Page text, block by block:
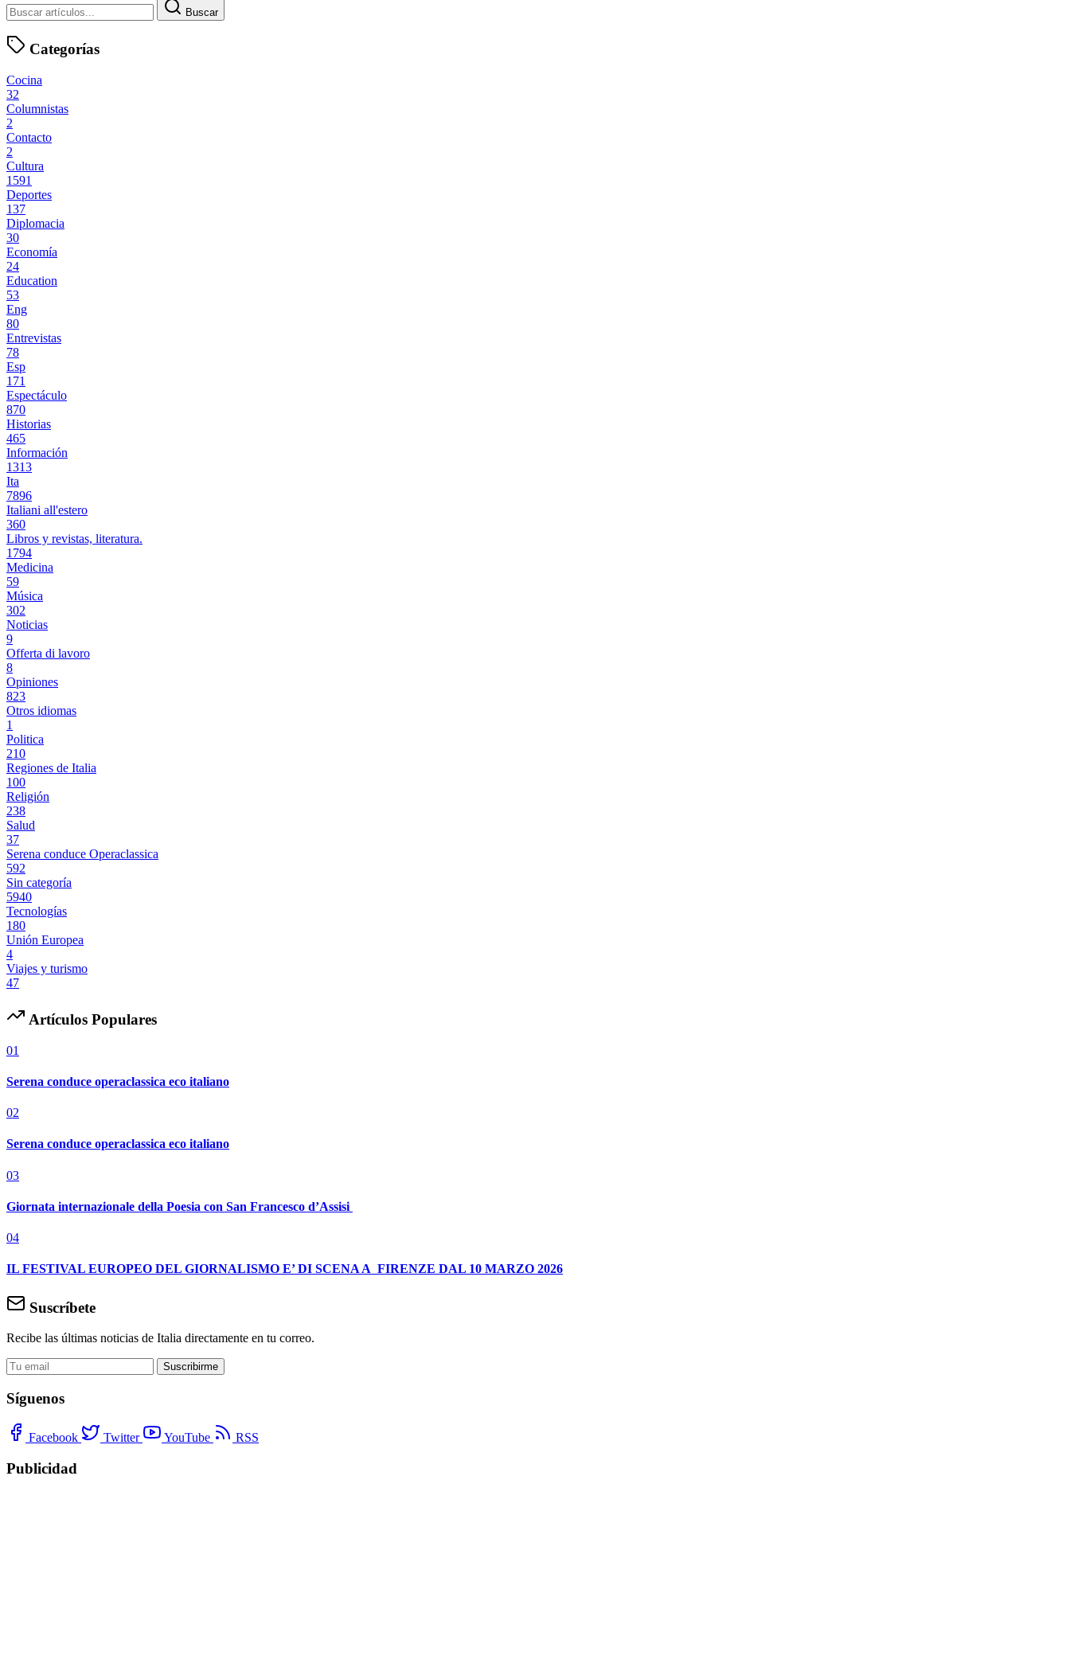
Buscar
Categorías
Cocina
32
Columnistas
2
Contacto
2
Cultura
1591
Deportes
137
Diplomacia
30
Economía
24
Education
53
Eng
80
Entrevistas
78
Esp
171
Espectáculo
870
Historias
465
Información
1313
Ita
7896
Italiani all'estero
360
Libros y revistas, literatura.
1794
Medicina
59
Música
302
Noticias
9
Offerta di lavoro
8
Opiniones
823
Otros idiomas
1
Politica
210
Regiones de Italia
100
Religión
238
Salud
37
Serena conduce Operaclassica
592
Sin categoría
5940
Tecnologías
180
Unión Europea
4
Viajes y turismo
47
Artículos Populares
01
Serena conduce operaclassica eco italiano
02
Serena conduce operaclassica eco italiano
03
Giornata internazionale della Poesia con San Francesco d’Assisi
04
IL FESTIVAL EUROPEO DEL GIORNALISMO E’ DI SCENA A FIRENZE DAL 10 MARZO 2026
Suscríbete
Recibe las últimas noticias de Italia directamente en tu correo.
Suscribirme
Síguenos
Facebook Twitter YouTube RSS
Publicidad